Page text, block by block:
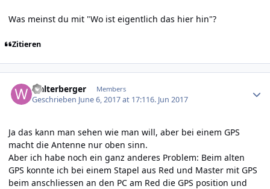
Was meinst du mit "Wo ist eigentlich das hier hin"?
Zitieren
walterberger Members
Geschrieben June 6, 2017 at 17:116. Jun 2017
Ja das kann man sehen wie man will, aber bei einem GPS
macht die Antenne nur oben sinn.
Aber ich habe noch ein ganz anderes Problem: Beim alten
GPS konnte ich bei einem Stapel aus Red und Master mit GPS
beim anschliessen an den PC am Red die GPS position und